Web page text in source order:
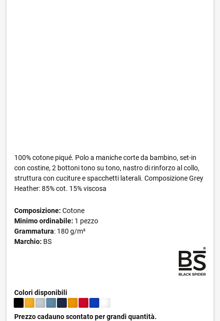
100% cotone piqué. Polo a maniche corte da bambino, set-in
con costine, 2 bottoni tono su tono, nastro di rinforzo al collo,
struttura con cuciture e spacchetti laterali. Composizione Grey
Heather: 85% cot. 15% viscosa
Composizione: Cotone
Minimo ordinabile: 1 pezzo
Grammatura: 180 g/m²
Marchio: BS
Colori disponibili
Prezzo cadauno scontato per grandi quantità.